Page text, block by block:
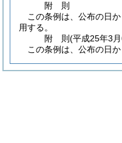
附 則
この条例は、公布の日
用する。
附 則(平成25年3
この条例は、公布の日か